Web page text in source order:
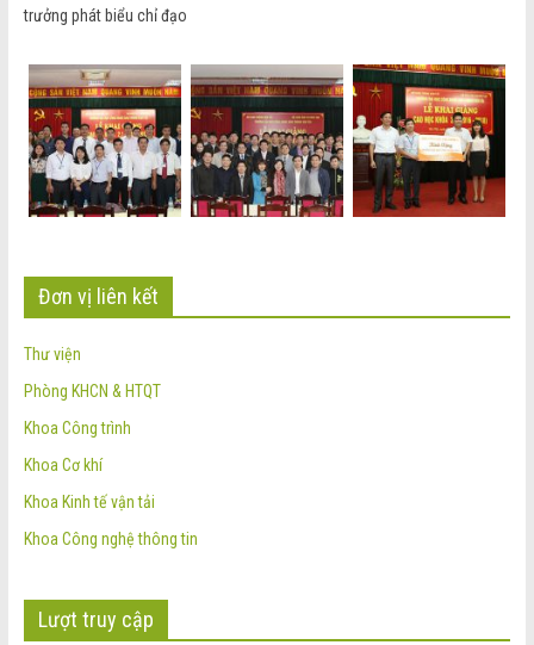
trưởng phát biểu chỉ đạo
Đơn vị liên kết
Thư viện
Phòng KHCN & HTQT
Khoa Công trình
Khoa Cơ khí
Khoa Kinh tế vận tải
Khoa Công nghệ thông tin
Lượt truy cập